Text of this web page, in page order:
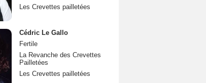
Les Crevettes pailletées
Cédric Le Gallo
Fertile
La Revanche des Crevettes
Pailletées
Les Crevettes pailletées